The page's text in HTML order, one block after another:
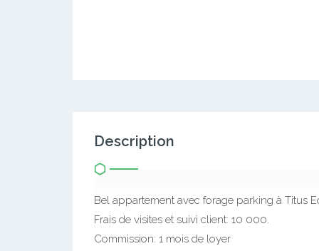
Description
Bel appartement avec forage parking à Titus
Frais de visites et suivi client: 10 000.
Commission: 1 mois de loyer